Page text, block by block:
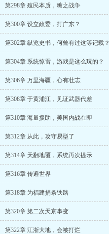
第298章 殖民本质，糖之战争
第300章 设立政委，打广东？
第302章 纵览史书，何曾有过这等记载？
第304章 系统惊雷，游戏是这么玩的？
第306章 万里海疆，心有壮志
第308章 于黄浦江，见证武器代差
第310章 海量援助，美国内战在即
第312章 从此，攻守易型了
第314章 天翻地覆，系统再次提示
第316章 传遍世界
第318章 为福建捐条铁路
第320章 第二次天京事变
第322章 江浙大地，会被打烂